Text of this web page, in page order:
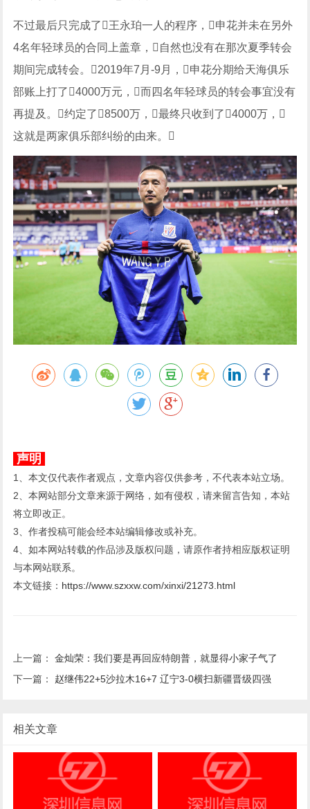
不过最后只完成了王永珀一人的程序，申花并未在另外
4名年轻球员的合同上盖章，自然也没有在那次夏季转会
期间完成转会。2019年7月-9月，申花分期给天海俱乐
部账上打了4000万元，而四名年轻球员的转会事宜没有
再提及。约定了8500万，最终只收到了4000万，
这就是两家俱乐部纠纷的由来。
声明
1、本文仅代表作者观点，文章内容仅供参考，不代表本站立场。
2、本网站部分文章来源于网络，如有侵权，请来留言告知，本站
将立即改正。
3、作者投稿可能会经本站编辑修改或补充。
4、如本网站转载的作品涉及版权问题，请原作者持相应版权证明
与本网站联系。
本文链接： https://www.szxxw.com/xinxi/21273.html
上一篇：金灿荣：我们要是再回应特朗普，就显得小家子气了
下一篇： 赵继伟22+5沙拉木16+7 辽宁3-0横扫新疆晋级四强
相关文章